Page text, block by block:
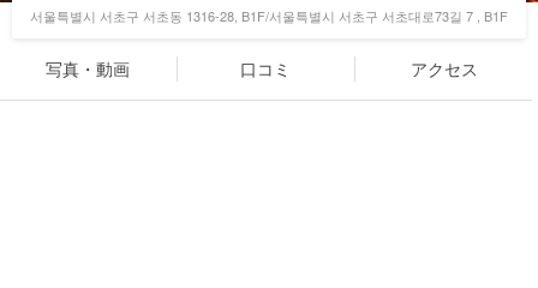
서울특별시 서초구 서초동 1316-28, B1F/서울특별시 서초구 서초대로73길 7 , B1F
写真・動画 口コミ アクセス